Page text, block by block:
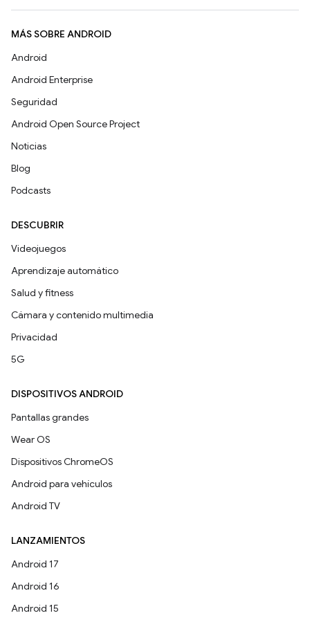
MÁS SOBRE ANDROID
Android
Android Enterprise
Seguridad
Android Open Source Project
Noticias
Blog
Podcasts
DESCUBRIR
Videojuegos
Aprendizaje automático
Salud y fitness
Cámara y contenido multimedia
Privacidad
5G
DISPOSITIVOS ANDROID
Pantallas grandes
Wear OS
Dispositivos ChromeOS
Android para vehículos
Android TV
LANZAMIENTOS
Android 17
Android 16
Android 15